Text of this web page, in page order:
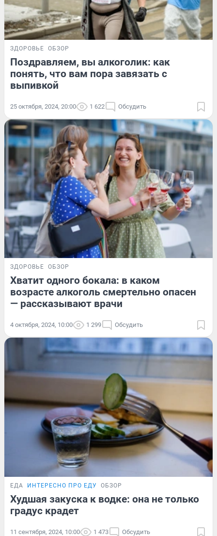
ЗДОРОВЬЕ ОБЗОР
Поздравляем, вы алкоголик: как
понять, что вам пора завязать с
выпивкой
25 октября, 2024, 20:00 1 622 Обсудить
ЗДОРОВЬЕ ОБЗОР
Хватит одного бокала: в каком
возрасте алкоголь смертельно опасен
— рассказывают врачи
4 октября, 2024, 10:00 1 299 Обсудить
ЕДА ИНТЕРЕСНО ПРО ЕДУ ОБЗОР
Худшая закуска к водке: она не только
градус крадет
11 сентября, 2024, 10:00 1 473 Обсудить